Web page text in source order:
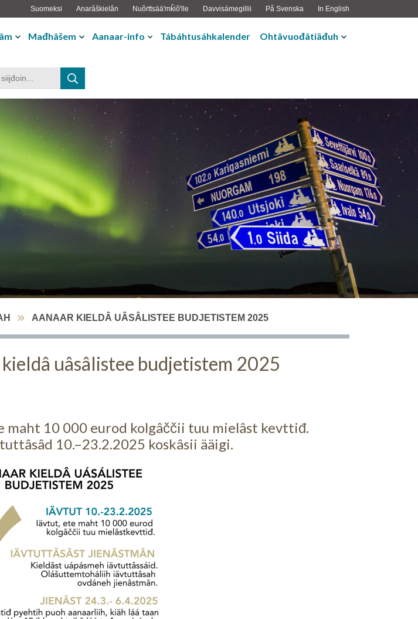
Suomeksi Anarâškielân Nuõrttsääʹmǩiõʹlle Davvisámegillii På Svenska In English
Mađhâšem Aanaar-info Tábáhtusáhkalender Ohtâvuođâtiäđuh
AANAAR KIELDÂ UÂSÂLISTEE BUDJETISTEM 2025
uâsâlistee budjetistem 2025
maht 10 000 eurod kolgâččii tuu mielâst kevttiđ.
10.–23.2.2025 koskâsii ääigi.